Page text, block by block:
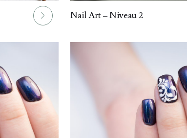
018. Nail Art – Niveau 2